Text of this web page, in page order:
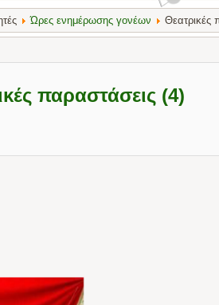
Ώρες ενημέρωσης γονέων Θεατρικές
παραστάσεις (4)